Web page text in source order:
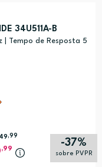
34U511A-B
| Tempo de Resposta 5
-37%
sobre PVPR
,99
,99